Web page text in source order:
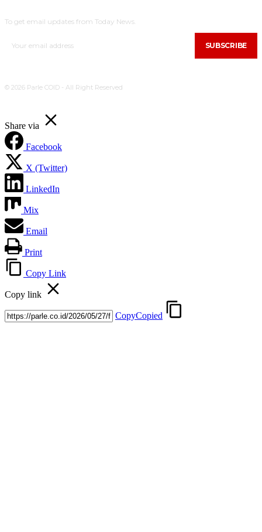
To get email updates from Today News.
SUBSCRIBE
© 2026 Parle COID - All Right Reserved
Share via
Facebook
X (Twitter)
LinkedIn
Mix
Email
Print
Copy Link
Copy link
CopyCopied